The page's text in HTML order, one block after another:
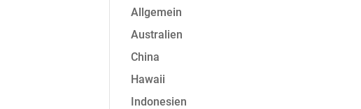
Allgemein
Australien
China
Hawaii
Indonesien